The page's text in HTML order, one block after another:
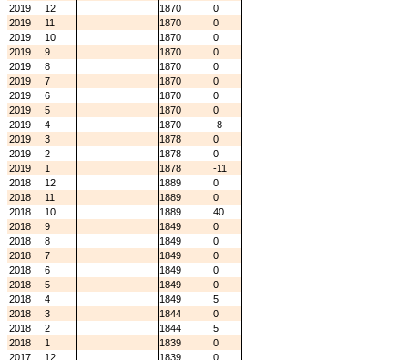
2019
12 1870
0
2019
11 1870
0
2019
10 1870
0
2019
9 1870
0
2019
8 1870
0
2019
7 1870
0
2019
6 1870
0
2019
5 1870
0
2019
4 1870
-8
2019
3 1878
0
2019
2 1878
0
2019
1 1878
-11
2018
12 1889
0
2018
11 1889
0
2018
10 1889
40
2018
9 1849
0
2018
8 1849
0
2018
7 1849
0
2018
6 1849
0
2018
5 1849
0
2018
4 1849
5
2018
3 1844
0
2018
2 1844
5
2018
1 1839
0
2017
12 1839
0